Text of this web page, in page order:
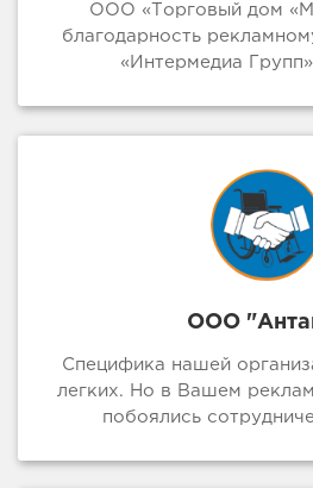
ООО «Торговый дом
благодарность
«Интермедиа
ООО
Специфика нашей
легких. Но в Вашем
побоялись